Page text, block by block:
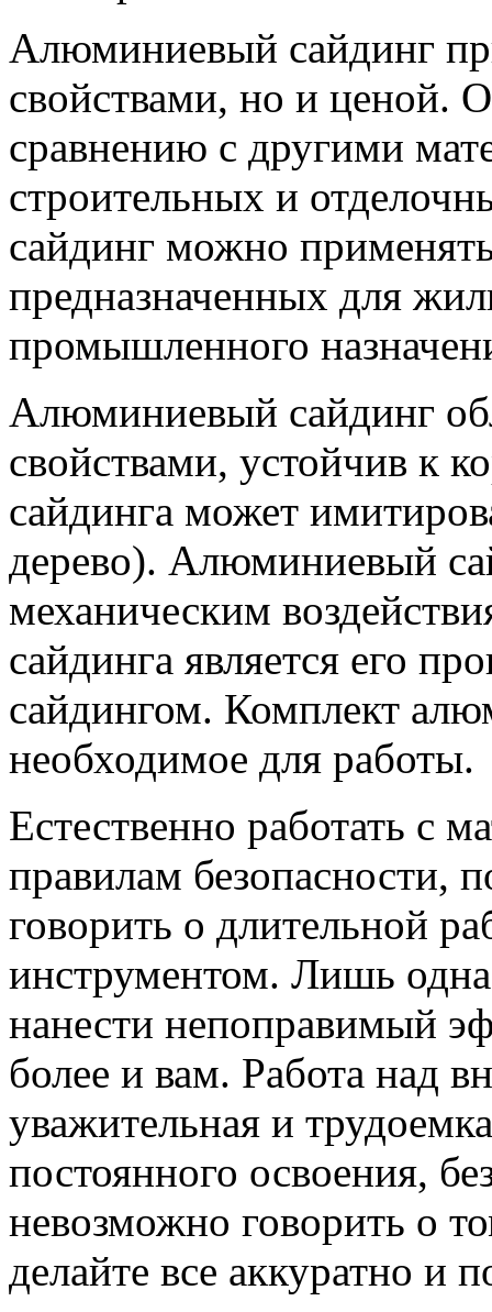
Алюминиевый сайдинг
свойствами, но и ценой.
сравнению с другими
строительных и
сайдинг можно
предназначенных для
промышленного
Алюминиевый сайдинг
свойствами, устойчив к
сайдинга может
дерево). Алюминиевый
механическим
сайдинга является его
сайдингом. Комплект
необходимое для работы.
Естественно работать с
правилам безопасности,
говорить о длительной
инструментом. Лишь
нанести непоправимый
более и вам. Работа над
уважительная и
постоянного освоения,
невозможно говорить о
делайте все аккуратно и